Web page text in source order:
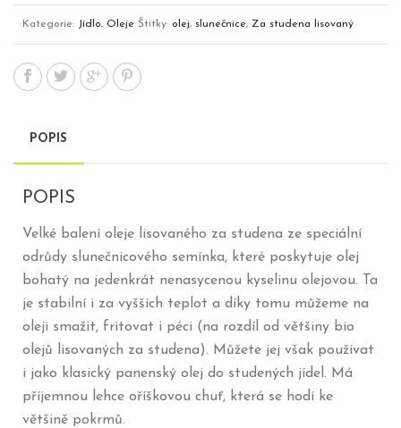
Kategorie: Jídlo, Oleje Štítky: olej, slunečnice, Za studena lisovaný
POPIS
POPIS
Velké balení oleje lisovaného za studena ze speciální
odrůdy slunečnicového semínka, které poskytuje olej
bohatý na jedenkrát nenasycenou kyselinu olejovou. Ta
je stabilní i za vyšších teplot a díky tomu můžeme na
oleji smažit, fritovat i péci (na rozdíl od většiny bio
olejů lisovaných za studena). Můžete jej však používat
i jako klasický panenský olej do studených jídel. Má
příjemnou lehce oříškovou chuť, která se hodí ke
většině pokrmů.